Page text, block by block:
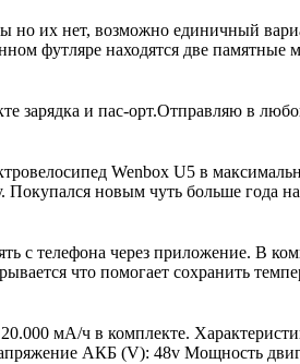
но их нет, возможно единичный
футляре находятся две памятные
и пас-орт.Отправляю в
Wenbox U5 в
новым чуть больше года
с телефона через приложение. В
что помогает сохранить
мА/ч в комплекте.
АКБ (V): 48v Мощность